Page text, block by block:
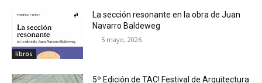
libros
La sección resonante en la obra de Juan
Navarro Baldeweg
5 mayo, 2026
5º Edición de TAC! Festival de Arquitectura